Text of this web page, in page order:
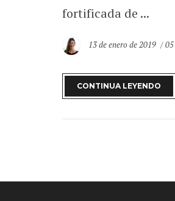
fortificada de ...
13 de enero de 2019
CONTINUA LEYENDO